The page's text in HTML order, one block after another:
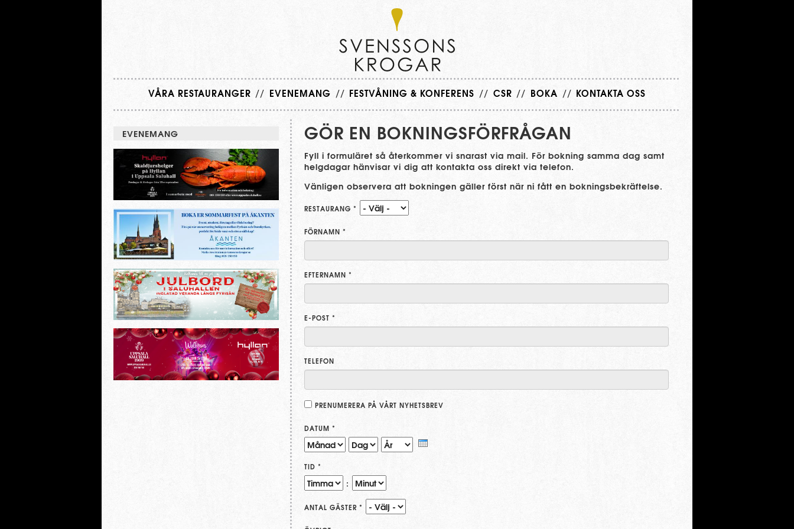
HUVUDMENY
VÅRA RESTAURANGER // EVENEMANG // FESTVÅNING & KONFERENS // CSR // BOKA // KONTAKTA OSS
GÖR EN BOKNINGSFÖRFRÅGAN
Fyll i formuläret så återkommer vi snarast via mail. För bokning samma dag samt
helgdagar hänvisar vi dig att kontakta oss direkt via telefon.
Vänligen observera att bokningen gäller först när ni fått en bokningsbekräftelse.
RESTAURANG *
FÖRNAMN *
EFTERNAMN *
E-POST *
TELEFON
PRENUMERERA PÅ VÅRT NYHETSBREV
DATUM *
TID *
:
ANTAL GÄSTER *
EVENEMANG